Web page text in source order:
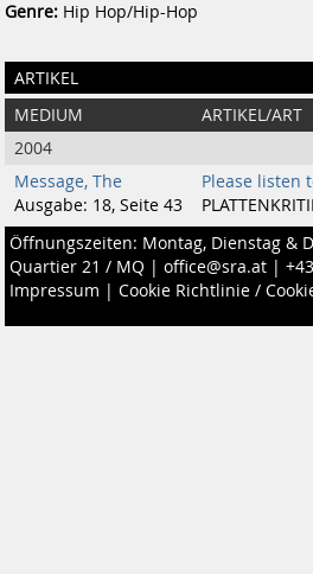
Genre: Hip Hop/Hip-Hop
ARTIKEL
MEDIUM ARTIKEL/ART
2004
Message, The
Ausgabe: 18, Seite 43
Please listen
Öffnungszeiten: Montag, Dienstag &
Quartier 21 / MQ | office@sra.at |
Impressum | Cookie Richtlinie /